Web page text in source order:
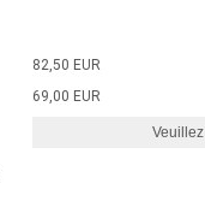
82,50 EUR
69,00 EUR